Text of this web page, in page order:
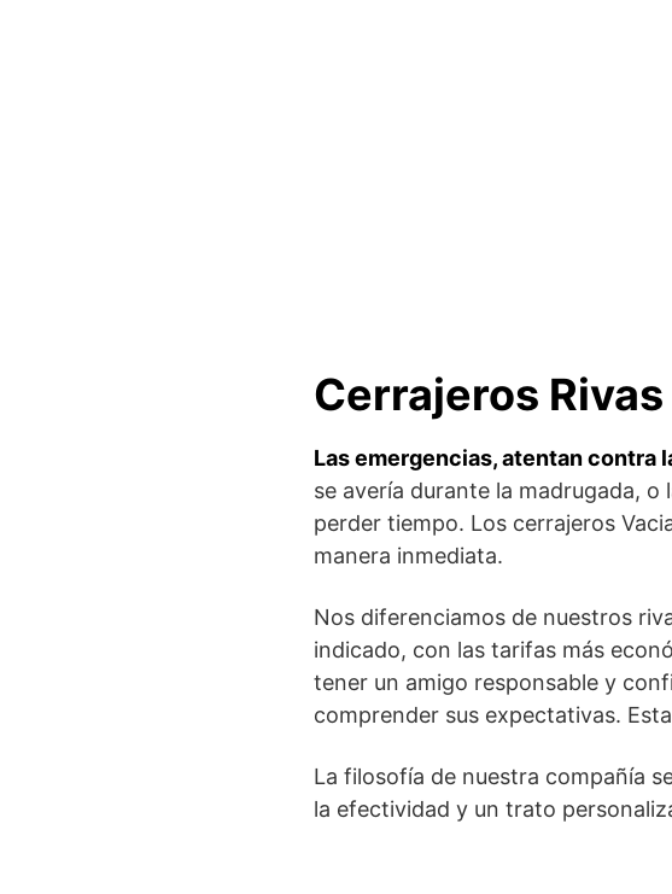
Cerrajeros
Las emergencias, atentan
se avería durante la madrugada,
perder tiempo. Los cerrajeros
manera inmediata.
Nos diferenciamos de nuestros
indicado, con las tarifas más
tener un amigo responsable y
comprender sus expectativas.
La filosofía de nuestra compañía
la efectividad y un trato